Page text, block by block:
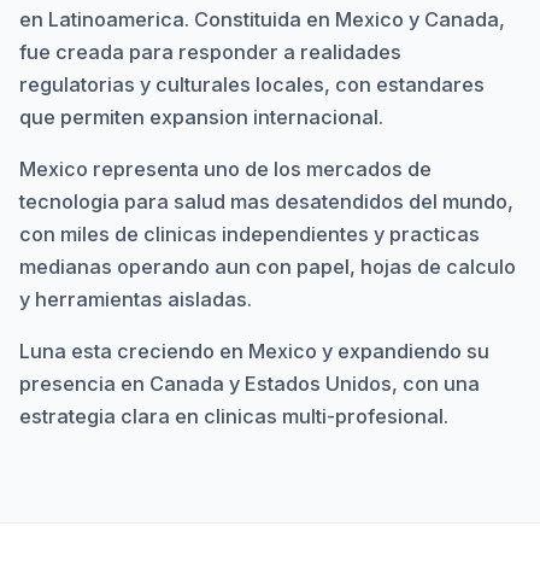
en Latinoamerica. Constituida en Mexico y Canada,
fue creada para responder a realidades
regulatorias y culturales locales, con estandares
que permiten expansion internacional.
Mexico representa uno de los mercados de
tecnologia para salud mas desatendidos del mundo,
con miles de clinicas independientes y practicas
medianas operando aun con papel, hojas de calculo
y herramientas aisladas.
Luna esta creciendo en Mexico y expandiendo su
presencia en Canada y Estados Unidos, con una
estrategia clara en clinicas multi-profesional.